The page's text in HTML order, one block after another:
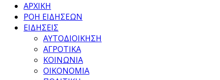
ΑΡΧΙΚΗ
ΡΟΗ ΕΙΔΗΣΕΩΝ
ΕΙΔΗΣΕΙΣ
ΑΥΤΟΔΙΟΙΚΗΣΗ
ΑΓΡΟΤΙΚΑ
ΚΟΙΝΩΝΙΑ
ΟΙΚΟΝΟΜΙΑ